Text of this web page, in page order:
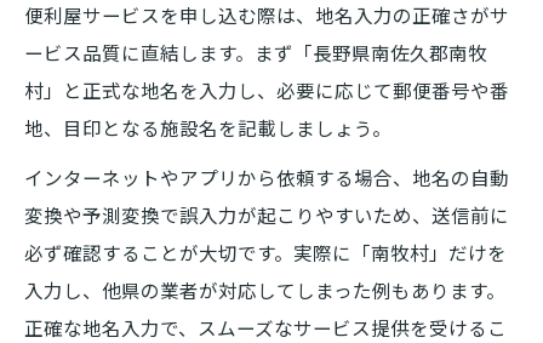
便利屋サービスを申し込む際は、地名入力の正確さがサ
ービス品質に直結します。まず「長野県南佐久郡南牧
村」と正式な地名を入力し、必要に応じて郵便番号や番
地、目印となる施設名を記載しましょう。
インターネットやアプリから依頼する場合、地名の自動
変換や予測変換で誤入力が起こりやすいため、送信前に
必ず確認することが大切です。実際に「南牧村」だけを
入力し、他県の業者が対応してしまった例もあります。
正確な地名入力で、スムーズなサービス提供を受けるこ